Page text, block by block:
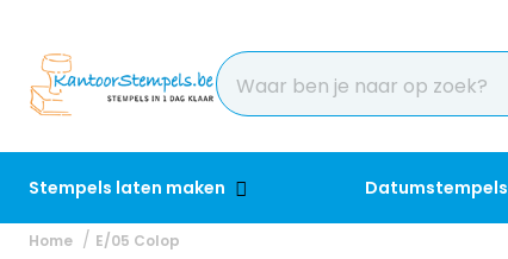
Stempels laten maken Datumstempels
Home E/05 Colop